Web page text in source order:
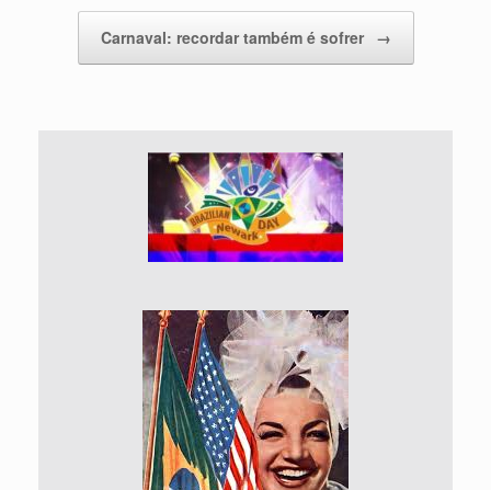
Carnaval: recordar também é sofrer →